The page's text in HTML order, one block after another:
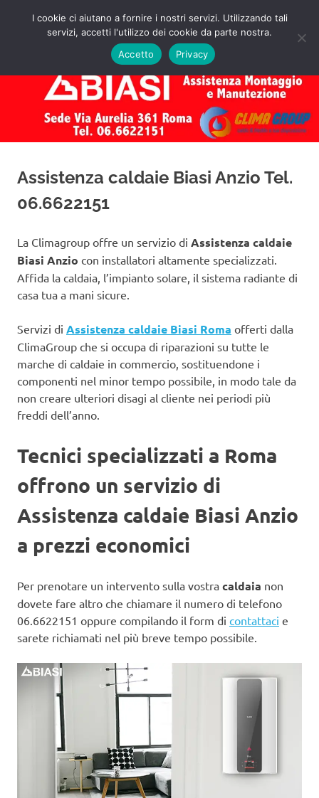
Assistenza
Caldaie
Biasi
Roma
Preventivo!
MENU
Assistenza caldaie Biasi Anzio Tel.
06.6622151
La Climagroup offre un servizio di Assistenza caldaie
Biasi Anzio con installatori altamente specializzati.
Affida la caldaia, l’impianto solare, il sistema radiante di
casa tua a mani sicure.
Servizi di Assistenza caldaie Biasi Roma offerti dalla
ClimaGroup che si occupa di riparazioni su tutte le
marche di caldaie in commercio, sostituendone i
componenti nel minor tempo possibile, in modo tale da
non creare ulteriori disagi al cliente nei periodi più
freddi dell’anno.
Tecnici specializzati a Roma
offrono un servizio di
Assistenza caldaie Biasi Anzio
a prezzi economici
Per prenotare un intervento sulla vostra caldaia non
dovete fare altro che chiamare il numero di telefono
06.6622151 oppure compilando il form di contattaci e
sarete richiamati nel più breve tempo possibile.
I cookie ci aiutano a fornire i nostri servizi. Utilizzando tali
servizi, accetti l'utilizzo dei cookie da parte nostra.
Accetto
Privacy